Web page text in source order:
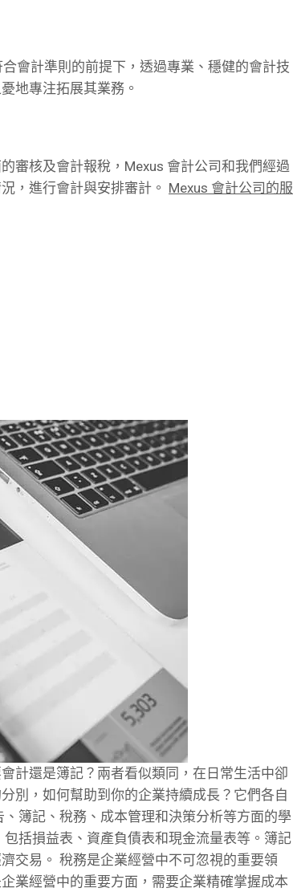
會計準則的前提下，透過專業、穩健的會計技
地專注拓展其業務。
審核及會計報稅，Mexus 會計公司和我們經過
，進行會計與安排審計。 Mexus 會計公司的服
計還是簿記？兩者看似類同，在日常生活中卻
別，如何幫助到你的企業持續成長？它們各自
簿記、稅務、成本管理和決策分析等方面的學
括損益表、資產負債表和現金流量表等。簿記
交易。 稅務是企業經營中不可忽視的重要領
業經營中的重要方面，需要企業精確掌握成本